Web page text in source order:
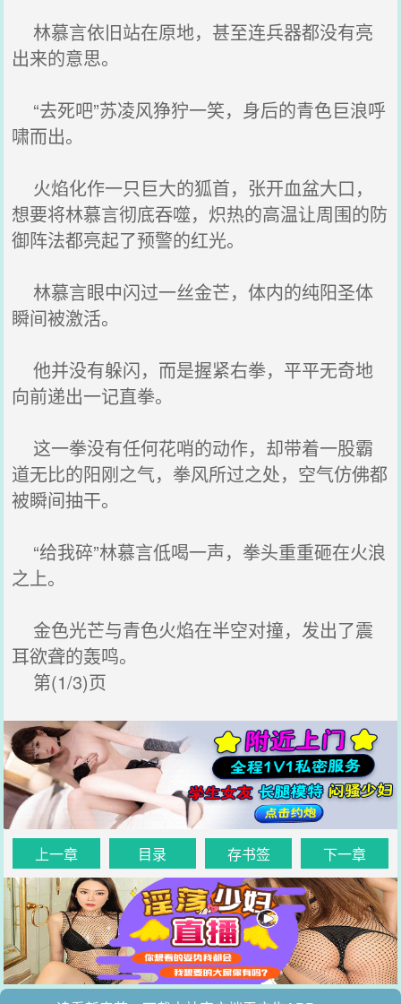
林慕言依旧站在原地，甚至连兵器都没有亮
出来的意思。
“去死吧”苏凌风狰狞一笑，身后的青色巨浪呼
啸而出。
火焰化作一只巨大的狐首，张开血盆大口，
想要将林慕言彻底吞噬，炽热的高温让周围的防
御阵法都亮起了预警的红光。
林慕言眼中闪过一丝金芒，体内的纯阳圣体
瞬间被激活。
他并没有躲闪，而是握紧右拳，平平无奇地
向前递出一记直拳。
这一拳没有任何花哨的动作，却带着一股霸
道无比的阳刚之气，拳风所过之处，空气仿佛都
被瞬间抽干。
“给我碎”林慕言低喝一声，拳头重重砸在火浪
之上。
金色光芒与青色火焰在半空对撞，发出了震
耳欲聋的轰鸣。
第(1/3)页
上一章 目录 存书签 下一章